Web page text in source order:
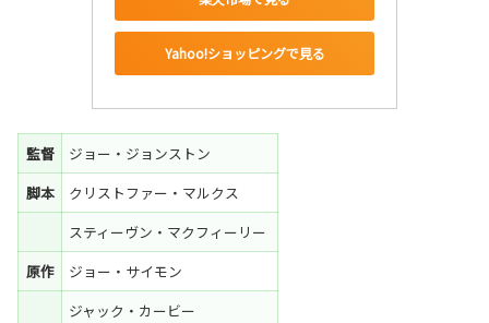
Yahoo!ショッピングで見る
監督
ジョー・ジョンストン
脚本
クリストファー・マルクス
スティーヴン・マクフィーリー
原作
ジョー・サイモン
ジャック・カービー